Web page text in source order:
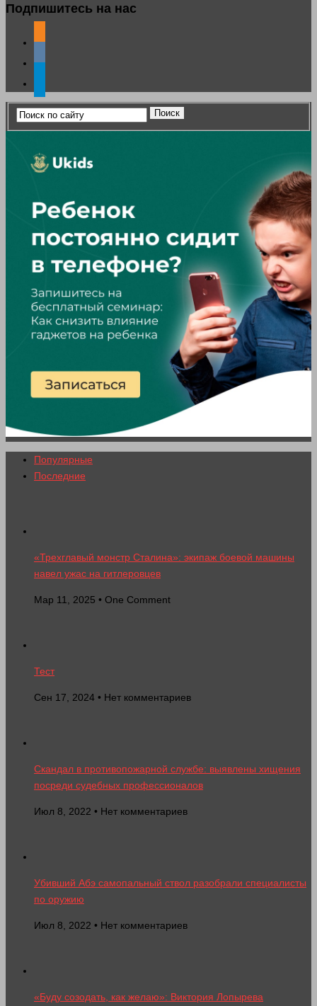
Подпишитесь на нас
Популярные
Последние
«Трехглавый монстр Сталина»: экипаж боевой машины
навел ужас на гитлеровцев
Мар 11, 2025 • One Comment
Тест
Сен 17, 2024 • Нет комментариев
Скандал в противопожарной службе: выявлены хищения
посреди судебных профессионалов
Июл 8, 2022 • Нет комментариев
Убивший Абэ самопальный ствол разобрали специалисты
по оружию
Июл 8, 2022 • Нет комментариев
«Буду созодать, как желаю»: Виктория Лопырева